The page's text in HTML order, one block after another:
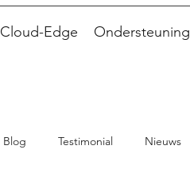
Cloud-Edge Ondersteuning
Blog Testimonial Nieuws